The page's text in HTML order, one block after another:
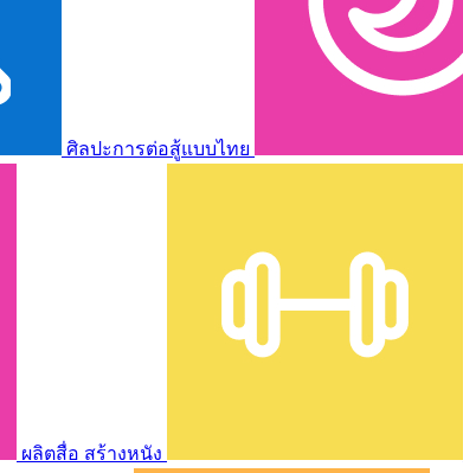
ศิลปะการต่อสู้แบบไทย
ผลิตสื่อ สร้างหนัง